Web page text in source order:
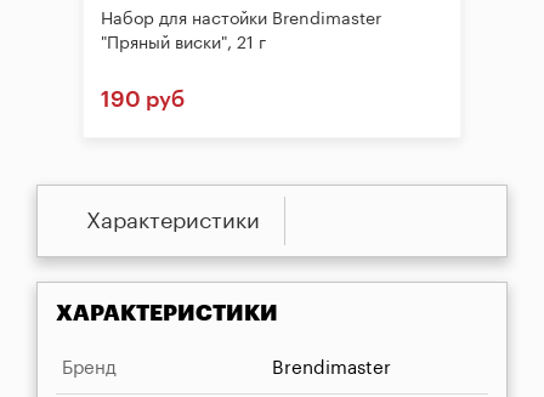
Набор для настойки Brendimaster
"Пряный виски", 21 г
190 руб
Характеристики
ХАРАКТЕРИСТИКИ
Бренд Brendimaster